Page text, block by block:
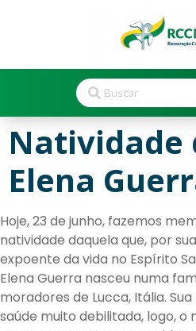
Natividade
Elena
Hoje, 23 de junho, fazemos
natividade daquela que, por
expoente da vida no Espírito
Elena Guerra nasceu numa
moradores de Lucca, Itália.
saúde muito debilitada, logo, o